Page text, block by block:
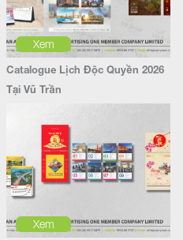
Xem
Catalogue Lịch Độc Quyền 2026
Tại Vũ Trần
Xem